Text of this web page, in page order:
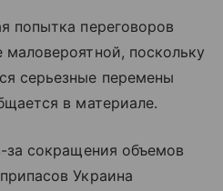
попытка переговоров
маловероятной, поскольку
серьезные перемены
в материале.
за сокращения объемов
Украина